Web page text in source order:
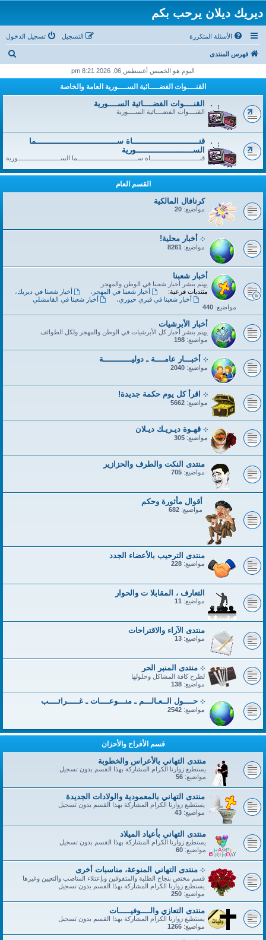
ديريك ديلان يرحب بكم
الأسئلة المتكررة تسجيل الدخول التسجيل
فهرس المنتدى
اليوم هو الخميس أغسطس 06, 2026 8:21 pm
القنــــوات الفضــــائية الســــورية العامة والخاصة
القنــــوات الفضــــائية الســــورية
القنــــوات الفضــــائية الســــورية
قنــــــــــــــــــــــــــــاة ســــــــــــــــــــــــــــــــــما
الســــــــــــــــــــــــورية
قنــــــــــــــــــــــــــــاة ســــــــــــــــــــــــــــــــــما الســــــــــــــــــــــــورية
القسم العام
كرنافال المالكية
مواضيع: 20
܀ أخبار محلية!
مواضيع: 8261
أخبار شعبنا
يهتم بنشر أخبار شعبنا في الوطن والمهجر
منتديات فرعية:
أخبار شعبنا في المهجر ، أخبار شعبنا في ديريك،
أخبار شعبنا في قبري حيوري،
أخبار شعبنا في القامشلي
مواضيع: 440
أخبار الأبرشيات
يهتم بنشر أخبار كل الأبرشيات في الوطن والمهجر ولكل الطوائف
مواضيع: 198
܀ أخبـــار عامــــة ـ دوليــــــــــــة
مواضيع: 2040
܀ اقرأ كل يوم حكمة جديدة!
مواضيع: 5662
܀ قهـوة ديـريـك ديـلان
مواضيع: 305
منتدى النكت والطرف والحزازير
مواضيع: 705
أقوال مأثورة وحكم
مواضيع: 682
منتدى الترحيب بالأعضاء الجدد
مواضيع: 228
التعارف ، المقابلا ت والحوار
مواضيع: 11
منتدى الآراء والاقتراحات
مواضيع: 13
܀ منتدى المنبر الحر
لطرح كافة المشاكل وحلولها
مواضيع: 138
܀ حــــول الــعـالـــم ـ منـــوعــــات ـ غـــــرائــــب
مواضيع: 2542
قسم الأفراح والأحزان
منتدى التهاني بالأعراس والخطوبة
يستطيع زوارنا الكرام المشاركة بهذا القسم بدون تسجيل
مواضيع: 56
منتدى التهاني بالمعمودية والولادات الجديدة
يستطيع زوارنا الكرام المشاركة بهذا القسم بدون تسجيل
مواضيع: 43
منتدى التهاني بأعياد الميلاد
يستطيع زوارنا الكرام المشاركة بهذا القسم بدون تسجيل
مواضيع: 60
܀ منتدى التهاني المنوعة، مناسبات أخرى
قسم مختص بنجاح الطلبة والمتفوقين وبإعتلاء المناصب والتعيين وغيرها
يستطيع زوارنا الكرام المشاركة بهذا القسم بدون تسجيل
مواضيع: 250
منتدى التعازي والــــوفيـــــات
يستطيع زوارنا الكرام المشاركة بهذا القسم بدون تسجيل
مواضيع: 1266